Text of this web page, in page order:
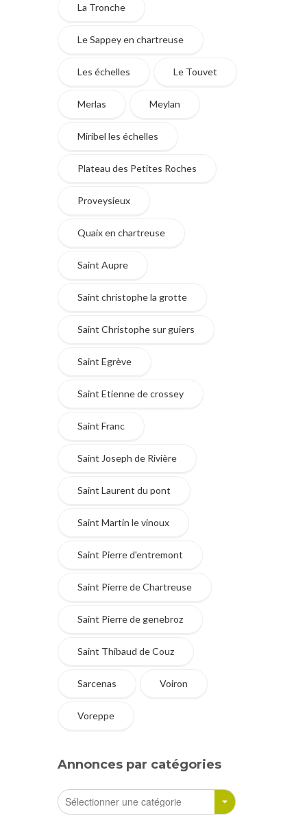
La Tronche
Le Sappey en chartreuse
Les échelles Le Touvet
Merlas Meylan
Miribel les échelles
Plateau des Petites Roches
Proveysieux
Quaix en chartreuse
Saint Aupre
Saint christophe la grotte
Saint Christophe sur guiers
Saint Egrève
Saint Etienne de crossey
Saint Franc
Saint Joseph de Rivière
Saint Laurent du pont
Saint Martin le vinoux
Saint Pierre d'entremont
Saint Pierre de Chartreuse
Saint Pierre de genebroz
Saint Thibaud de Couz
Sarcenas Voiron
Voreppe
Annonces par catégories